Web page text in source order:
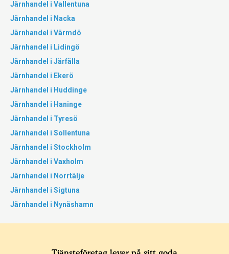
Järnhandel i Vallentuna
Järnhandel i Nacka
Järnhandel i Värmdö
Järnhandel i Lidingö
Järnhandel i Järfälla
Järnhandel i Ekerö
Järnhandel i Huddinge
Järnhandel i Haninge
Järnhandel i Tyresö
Järnhandel i Sollentuna
Järnhandel i Stockholm
Järnhandel i Vaxholm
Järnhandel i Norrtälje
Järnhandel i Sigtuna
Järnhandel i Nynäshamn